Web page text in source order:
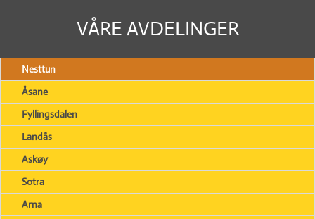
VÅRE AVDELINGER
Nesttun
Åsane
Fyllingsdalen
Landås
Askøy
Sotra
Arna